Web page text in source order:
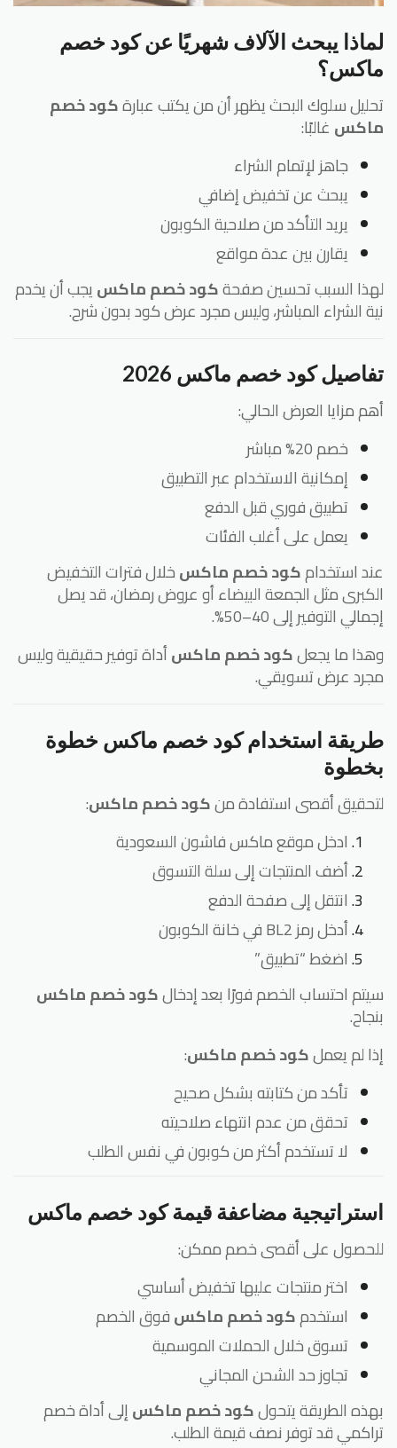
يبحث الآلاف شهريًا عن كود خصم
سلوك البحث يظهر أن من يكتب عبارةكود خصم
غالبًا:
جاهز لإتمام الشراء
يبحث عن تخفيض إضافي
يريد التأكد من صلاحية الكوبون
يقارن بين عدة مواقع
السبب تحسين صفحةكود خصم ماكسيجب أن يخدم
الشراء المباشر، وليس مجرد عرض كود بدون شرح.
كود خصم ماكس 2026
مزايا العرض الحالي:
خصم 20% مباشر
إمكانية الاستخدام عبر التطبيق
تطبيق فوري قبل الدفع
يعمل على أغلب الفئات
استخدامكود خصم ماكسخلال فترات التخفيض
مثل الجمعة البيضاء أو عروض رمضان، قد يصل
التوفير إلى 40–50%.
ما يجعلكود خصم ماكسأداة توفير حقيقية وليس
عرض تسويقي.
استخدام كود خصم ماكس خطوة
أقصى استفادة منكود خصم ماكس:
ادخل موقع ماكس فاشون السعودية
أضف المنتجات إلى سلة التسوق
انتقل إلى صفحة الدفع
أدخل رمز BL2 في خانة الكوبون
اضغط “تطبيق”
احتساب الخصم فورًا بعد إدخالكود خصم ماكس
لم يعملكود خصم ماكس:
تأكد من كتابته بشكل صحيح
تحقق من عدم انتهاء صلاحيته
لا تستخدم أكثر من كوبون في نفس الطلب
مضاعفة قيمة كود خصم ماكس
على أقصى خصم ممكن:
اختر منتجات عليها تخفيض أساسي
استخدمكود خصم ماكسفوق الخصم
تسوق خلال الحملات الموسمية
تجاوز حد الشحن المجاني
الطريقة يتحولكود خصم ماكسإلى أداة خصم
قد توفر نصف قيمة الطلب.